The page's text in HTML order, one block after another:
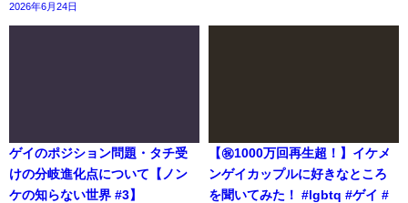
2026年6月24日
ゲイのポジション問題・タチ受
けの分岐進化点について【ノン
ケの知らない世界 #3】
【㊗️1000万回再生超！】イケメ
ンゲイカップルに好きなところ
を聞いてみた！ #lgbtq #ゲイ #